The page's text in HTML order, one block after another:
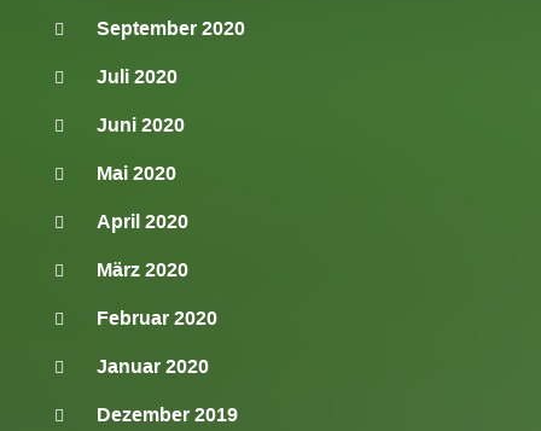
September 2020
Juli 2020
Juni 2020
Mai 2020
April 2020
März 2020
Februar 2020
Januar 2020
Dezember 2019